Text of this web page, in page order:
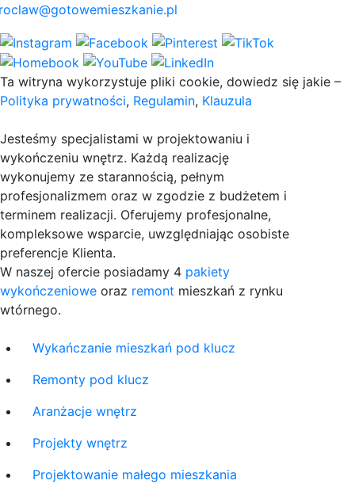
Ta witryna wykorzystuje pliki cookie, dowiedz się jakie –
Polityka prywatności, Regulamin, Klauzula
Jesteśmy specjalistami w projektowaniu i
wykończeniu wnętrz. Każdą realizację
wykonujemy ze starannością, pełnym
profesjonalizmem oraz w zgodzie z budżetem i
terminem realizacji. Oferujemy profesjonalne,
kompleksowe wsparcie, uwzględniając osobiste
preferencje Klienta.
W naszej ofercie posiadamy 4 pakiety
wykończeniowe oraz remont mieszkań z rynku
wtórnego.
Wykańczanie mieszkań pod klucz
Remonty pod klucz
Aranżacje wnętrz
Projekty wnętrz
Projektowanie małego mieszkania